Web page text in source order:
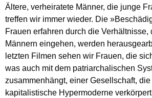
Ältere, verheiratete Männer, die junge
treffen wir immer wieder. Die
Frauen erfahren durch die Verhältnisse,
Männern eingehen, werden
letzten Filmen sehen wir Frauen, die
was auch mit dem patriarchalischen
zusammenhängt, einer Gesellschaft,
kapitalistische Hypermoderne